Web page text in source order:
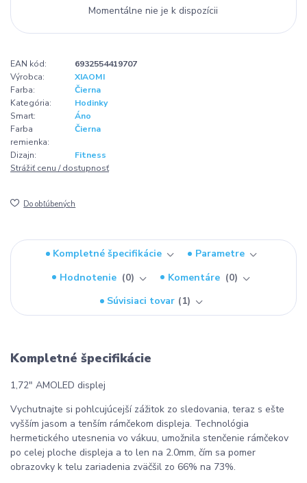
Momentálne nie je k dispozícii
EAN kód:
6932554419707
Výrobca:
XIAOMI
Farba:
Čierna
Kategória:
Hodinky
Smart:
Áno
Farba
remienka:
Čierna
Dizajn:
Fitness
Strážiť cenu / dostupnosť
Do obľúbených
Kompletné špecifikácie
Parametre
Hodnotenie
0 Komentáre
0
Súvisiaci tovar
1
Kompletné špecifikácie
1,72" AMOLED displej
Vychutnajte si pohlcujúcejší zážitok zo sledovania, teraz s ešte
vyšším jasom a tenším rámčekom displeja. Technológia
hermetického utesnenia vo vákuu, umožnila stenčenie rámčekov
po celej ploche displeja a to len na 2.0mm, čím sa pomer
obrazovky k telu zariadenia zväčšil zo 66% na 73%.